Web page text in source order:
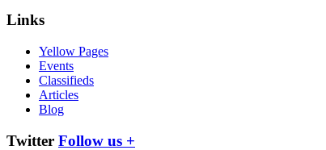
Links
Yellow Pages
Events
Classifieds
Articles
Blog
Twitter Follow us +